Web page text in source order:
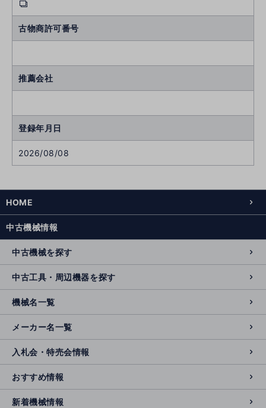
古物商許可番号
推薦会社
登録年月日
2026/08/08
HOME
中古機械情報
中古機械を探す
中古工具・周辺機器を探す
機械名一覧
メーカー名一覧
入札会・特売会情報
おすすめ情報
新着機械情報